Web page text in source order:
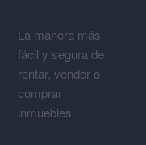
La manera más
fácil y segura de
rentar, vender o
comprar
inmuebles.